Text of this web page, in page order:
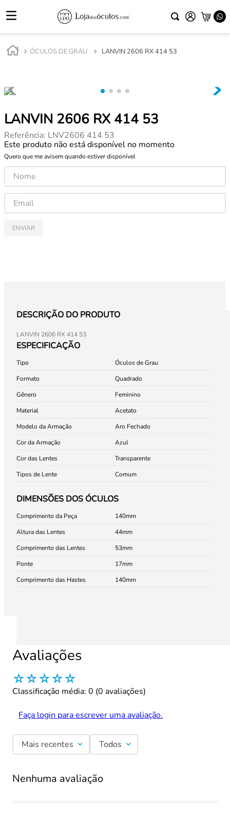
ÓCULOS DE GRAU LANVIN 2606 RX 414 53
LANVIN 2606 RX 414 53
Referência: LNV2606 414 53
Este produto não está disponível no momento
Quero que me avisem quando estiver disponível
ENVIAR
DESCRIÇÃO DO PRODUTO
LANVIN 2606 RX 414 53
ESPECIFICAÇÃO
Tipo
Óculos de Grau
Formato
Quadrado
Gênero
Feminino
Material
Acetato
Modelo da Armação
Aro Fechado
Cor da Armação
Azul
Cor das Lentes
Transparente
Tipos de Lente
Comum
DIMENSÕES DOS ÓCULOS
Comprimento da Peça
140
Altura das Lentes
44
Comprimento das Lentes
53
Ponte
17
Comprimento das Hastes
140
Avaliações
☆☆☆☆☆
Classificação média: 0 (0 avaliações)
Faça login para escrever uma avaliação.
Mais recentes Todos
Nenhuma avaliação